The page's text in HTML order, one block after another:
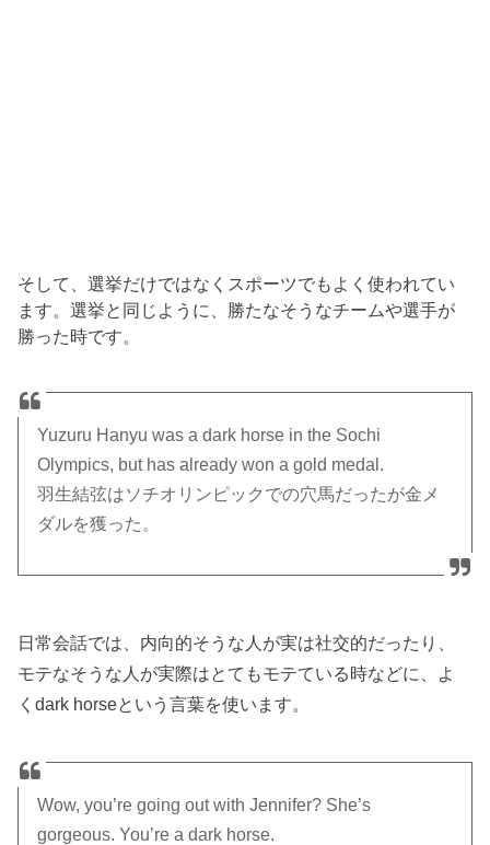
そして、選挙だけではなくスポーツでもよく使われてい
ます。選挙と同じように、勝たなそうなチームや選手が
勝った時です。
Yuzuru Hanyu was a dark horse in the Sochi
Olympics, but has already won a gold medal.
羽生結弦はソチオリンピックでの穴馬だったが金メ
ダルを獲った。
日常会話では、内向的そうな人が実は社交的だったり、
モテなそうな人が実際はとてもモテている時などに、よ
くdark horseという言葉を使います。
Wow, you’re going out with Jennifer? She’s
gorgeous. You’re a dark horse.